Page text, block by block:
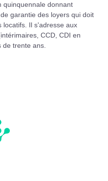
quinquennale donnant
garantie des loyers qui doit
locatifs. Il s'adresse aux
CCD, CDI en
trente ans.